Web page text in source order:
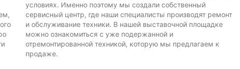
условиях. Именно поэтому мы создали собственный
сервисный центр, где наши специалисты производят ремонт
и обслуживание техники. В нашей выставочной площадке
можно ознакомиться с уже подержанной и
отремонтированной техникой, которую мы предлагаем к
продаже.